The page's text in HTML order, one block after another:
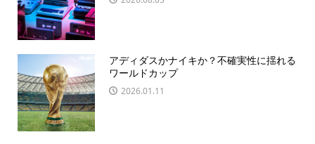
アディダスかナイキか？不確実性に揺れる
ワールドカップ
2026.01.11